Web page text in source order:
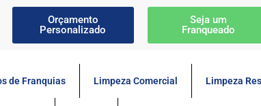
Orçamento
Personalizado
Seja um
Franqueado
de Franquias Limpeza Comercial Limpeza